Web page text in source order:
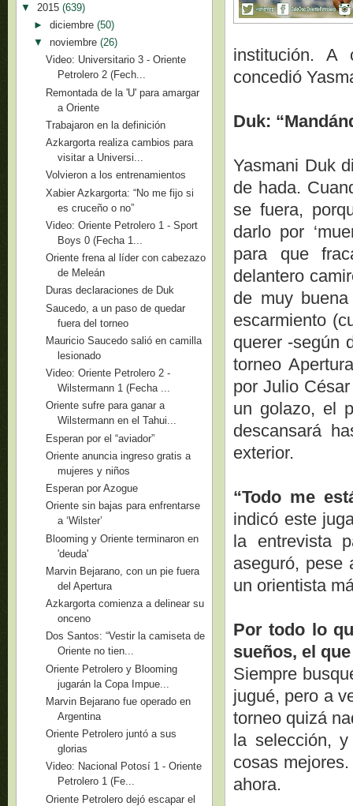
institución. A
concedió
Duk:
Yasmani Duk
de hada.
se fuera,
darlo por
para que
delantero
de muy
escarmiento
querer -según
torneo
por Julio
un golazo, el
descansará
exterior.
“Todo me
indicó este
la entrevista
aseguró, pese
un orientista
Por todo lo
sueños, el
Siempre
jugué, pero a
torneo quizá
la selección,
cosas
ahora.
▼ 2015 (639)
► diciembre (50)
▼ noviembre (26)
Video: Universitario 3 - Oriente
Petrolero 2 (Fech...
Remontada de la 'U' para amargar
a Oriente
Trabajaron en la definición
Azkargorta realiza cambios para
visitar a Universi...
Volvieron a los entrenamientos
Xabier Azkargorta: “No me fijo si
es cruceño o no”
Video: Oriente Petrolero 1 - Sport
Boys 0 (Fecha 1...
Oriente frena al líder con cabezazo
de Meleán
Duras declaraciones de Duk
Saucedo, a un paso de quedar
fuera del torneo
Mauricio Saucedo salió en camilla
lesionado
Video: Oriente Petrolero 2 -
Wilstermann 1 (Fecha ...
Oriente sufre para ganar a
Wilstermann en el Tahui...
Esperan por el “aviador”
Oriente anuncia ingreso gratis a
mujeres y niños
Esperan por Azogue
Oriente sin bajas para enfrentarse
a ‘Wilster’
Blooming y Oriente terminaron en
'deuda'
Marvin Bejarano, con un pie fuera
del Apertura
Azkargorta comienza a delinear su
onceno
Dos Santos: “Vestir la camiseta de
Oriente no tien...
Oriente Petrolero y Blooming
jugarán la Copa Impue...
Marvin Bejarano fue operado en
Argentina
Oriente Petrolero juntó a sus
glorias
Video: Nacional Potosí 1 - Oriente
Petrolero 1 (Fe...
Oriente Petrolero dejó escapar el